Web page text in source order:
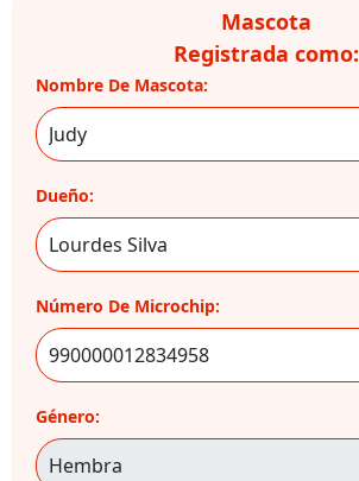
Mascota
Registrada como:
Nombre De Mascota:
Dueño:
Número De Microchip:
Género: